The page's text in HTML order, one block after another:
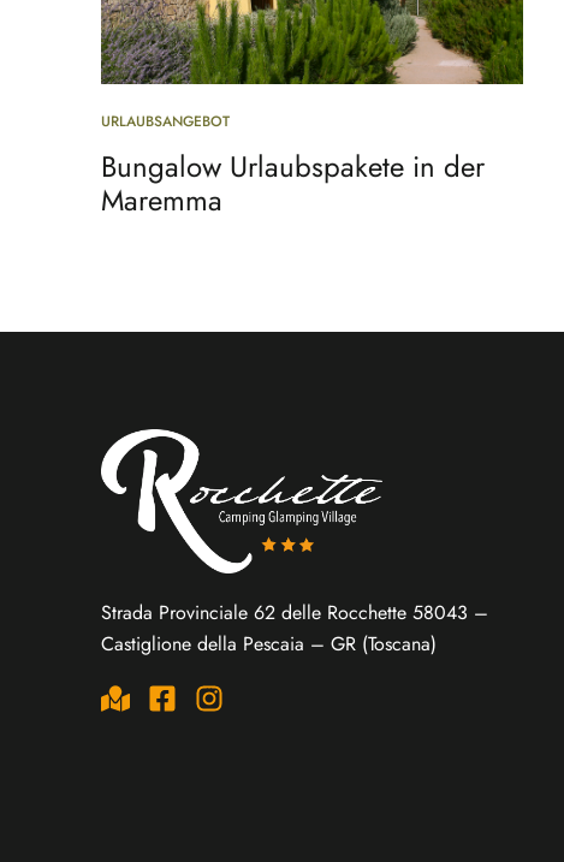
URLAUBSANGEBOT
Bungalow Urlaubspakete in der
Maremma
Strada Provinciale 62 delle Rocchette 58043 –
Castiglione della Pescaia – GR (Toscana)